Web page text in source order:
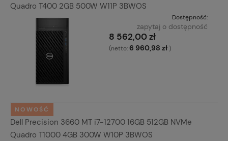
Quadro T400 2GB 500W W11P 3BWOS
Dostępność:
zapytaj o dostępność
8 562,00 zł
(netto:6 960,98 zł)
Dell Precision 3660 MT i7-12700 16GB 512GB NVMe
Quadro T1000 4GB 300W W10P 3BWOS
NOWOŚĆ